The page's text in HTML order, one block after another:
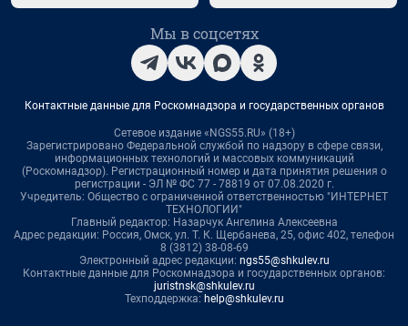
Мы в соцсетях
Контактные данные для Роскомнадзора и государственных органов
Сетевое издание «NGS55.RU» (18+)
Зарегистрировано Федеральной службой по надзору в сфере связи,
информационных технологий и массовых коммуникаций
(Роскомнадзор). Регистрационный номер и дата принятия решения о
регистрации - ЭЛ № ФС 77 - 78819 от 07.08.2020 г.
Учредитель: Общество с ограниченной ответственностью "ИНТЕРНЕТ
ТЕХНОЛОГИИ"
Главный редактор: Назарчук Ангелина Алексеевна
Адрес редакции: Россия, Омск, ул. Т. К. Щербанева, 25, офис 402, телефон
8 (3812) 38-08-69
Электронный адрес редакции: ngs55@shkulev.ru
Контактные данные для Роскомнадзора и государственных органов:
juristnsk@shkulev.ru
Техподдержка: help@shkulev.ru